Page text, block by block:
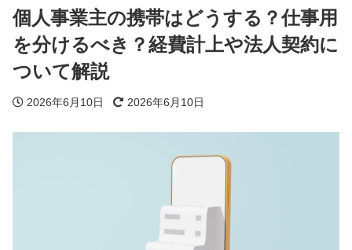
個人事業主の携帯はどうする？仕事用
を分けるべき？経費計上や法人契約に
ついて解説
2026年6月10日 2026年6月10日